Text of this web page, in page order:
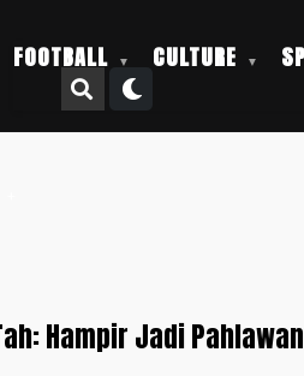
FOOTBALL CULTURE
Hampir Jadi